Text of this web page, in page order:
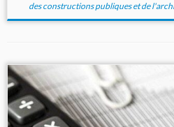
des constructions publiques et de